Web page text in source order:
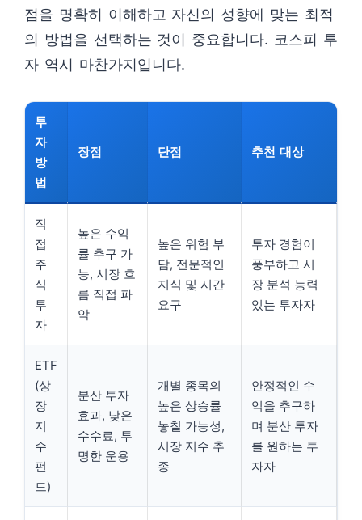
점을 명확히 이해하고 자신의 성향에 맞는 최적
의 방법을 선택하는 것이 중요합니다. 코스피 투
자 역시 마찬가지입니다.
투
자
방
법
장점 단점 추천 대상
직
접
주
식
투
자
높은 수익
률 추구 가
능, 시장 흐
름 직접 파
악
높은 위험 부
담, 전문적인
지식 및 시간
요구
투자 경험이
풍부하고 시
장 분석 능력
있는 투자자
ETF
(상
장
지
수
펀
드)
분산 투자
효과, 낮은
수수료, 투
명한 운용
개별 종목의
높은 상승률
놓칠 가능성,
시장 지수 추
종
안정적인 수
익을 추구하
며 분산 투자
를 원하는 투
자자